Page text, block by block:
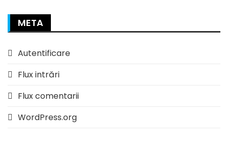
META
Autentificare
Flux intrări
Flux comentarii
WordPress.org